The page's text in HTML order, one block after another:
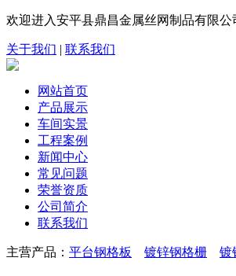
欢迎进入安平县鼎昌金属丝网制品有限公
关于我们 | 联系我们
网站首页
产品展示
车间实景
工程案例
新闻中心
常见问题
荣誉资质
公司简介
联系我们
主营产品： 平台钢格板 镀锌钢格栅 镀